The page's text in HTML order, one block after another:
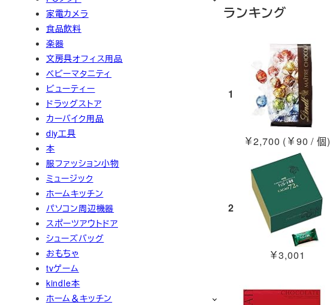
ランキング
1
￥2,700 (￥90 / 個)
2
￥3,001
家電カメラ
食品飲料
楽器
文房具オフィス用品
ベビーマタニティ
ビューティー
ドラッグストア
カーバイク用品
diy工具
本
服ファッション小物
ミュージック
ホームキッチン
パソコン周辺機器
スポーツアウトドア
シューズバッグ
おもちゃ
tvゲーム
kindle本
ホーム＆キッチン